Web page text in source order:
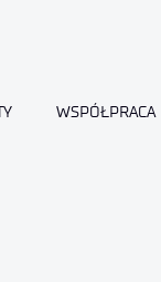
WSPÓŁPRACA